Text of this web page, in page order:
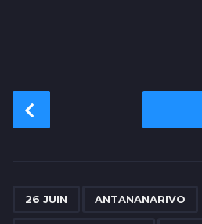
o
26 JUIN ANTANANARIVO